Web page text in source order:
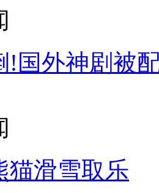
!国外神剧被
猫滑雪取乐